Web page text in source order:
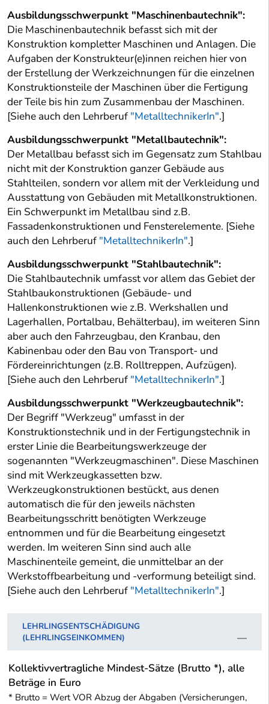
Ausbildungsschwerpunkt "Maschinenbautechnik":
Die Maschinenbautechnik befasst sich mit der
Konstruktion kompletter Maschinen und Anlagen. Die
Aufgaben der Konstrukteur(e)innen reichen hier von
der Erstellung der Werkzeichnungen für die einzelnen
Konstruktionsteile der Maschinen über die Fertigung
der Teile bis hin zum Zusammenbau der Maschinen.
[Siehe auch den Lehrberuf "MetalltechnikerIn".]
Ausbildungsschwerpunkt "Metallbautechnik":
Der Metallbau befasst sich im Gegensatz zum Stahlbau
nicht mit der Konstruktion ganzer Gebäude aus
Stahlteilen, sondern vor allem mit der Verkleidung und
Ausstattung von Gebäuden mit Metallkonstruktionen.
Ein Schwerpunkt im Metallbau sind z.B.
Fassadenkonstruktionen und Fensterelemente. [Siehe
auch den Lehrberuf "MetalltechnikerIn".]
Ausbildungsschwerpunkt "Stahlbautechnik":
Die Stahlbautechnik umfasst vor allem das Gebiet der
Stahlbaukonstruktionen (Gebäude- und
Hallenkonstruktionen wie z.B. Werkshallen und
Lagerhallen, Portalbau, Behälterbau), im weiteren Sinn
aber auch den Fahrzeugbau, den Kranbau, den
Kabinenbau oder den Bau von Transport- und
Fördereinrichtungen (z.B. Rolltreppen, Aufzügen).
[Siehe auch den Lehrberuf "MetalltechnikerIn".]
Ausbildungsschwerpunkt "Werkzeugbautechnik":
Der Begriff "Werkzeug" umfasst in der
Konstruktionstechnik und in der Fertigungstechnik in
erster Linie die Bearbeitungswerkzeuge der
sogenannten "Werkzeugmaschinen". Diese Maschinen
sind mit Werkzeugkassetten bzw.
Werkzeugkonstruktionen bestückt, aus denen
automatisch die für den jeweils nächsten
Bearbeitungsschritt benötigten Werkzeuge
entnommen und für die Bearbeitung eingesetzt
werden. Im weiteren Sinn sind auch alle
Maschinenteile gemeint, die unmittelbar an der
Werkstoffbearbeitung und -verformung beteiligt sind.
[Siehe auch den Lehrberuf "MetalltechnikerIn".]
LEHRLINGSENTSCHÄDIGUNG
(LEHRLINGSEINKOMMEN)
Kollektivvertragliche Mindest-Sätze (Brutto *), alle
Beträge in Euro
* Brutto = Wert VOR Abzug der Abgaben (Versicherungen,